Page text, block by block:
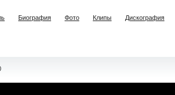
Биография Фото Клипы Дискография